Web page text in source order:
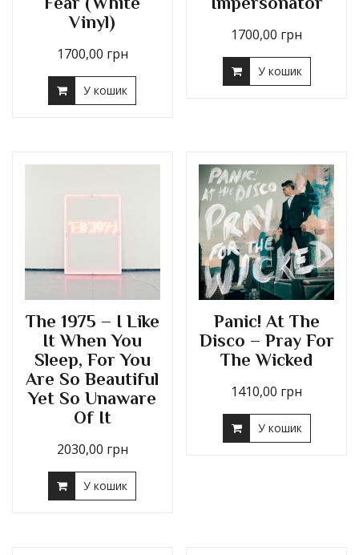
Vinyl)
1700,00 грн
У кошик
1700,00 грн
У кошик
The 1975 – I Like
It When You
Sleep, For You
Are So Beautiful
Yet So Unaware
Of It
2030,00 грн
У кошик
Panic! At The
Disco – Pray For
The Wicked
1410,00 грн
У кошик